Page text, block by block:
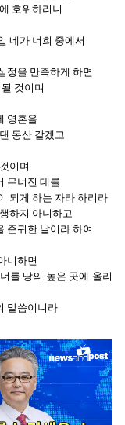
호위하리니
네가 너희 중에서
정을 만족하게 하면
것이며
영혼을
동산 같겠고
이며
무너진 데를
되게 하는 자라 하리라
하지 아니하고
존귀한 날이라 하여
니하면
를 땅의 높은 곳에 올리
말씀이니라